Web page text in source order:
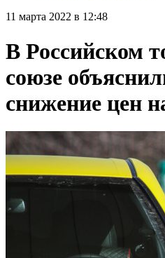
11 марта 2022 в 12:48
В Российском
союзе
снижение цен